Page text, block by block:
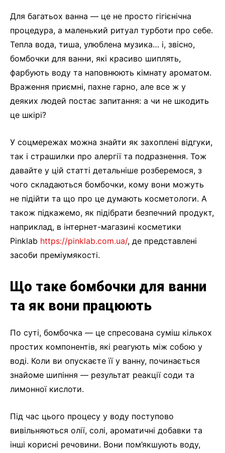
Для багатьох ванна — це не просто гігієнічна
процедура, а маленький ритуал турботи про себе.
Тепла вода, тиша, улюблена музика… і, звісно,
бомбочки для ванни, які красиво шиплять,
фарбують воду та наповнюють кімнату ароматом.
Враження приємні, пахне гарно, але все ж у
деяких людей постає запитання: а чи не шкодить
це шкірі?
У соцмережах можна знайти як захоплені відгуки,
так і страшилки про алергії та подразнення. Тож
давайте у цій статті детальніше розберемося, з
чого складаються бомбочки, кому вони можуть
не підійти та що про це думають косметологи. А
також підкажемо, як підібрати безпечний продукт,
наприклад, в інтернет-магазині косметики
Pinklab https://pinklab.com.ua/, де представлені
засоби преміумякості.
Що таке бомбочки для ванни
та як вони працюють
По суті, бомбочка — це спресована суміш кількох
простих компонентів, які реагують між собою у
воді. Коли ви опускаєте її у ванну, починається
знайоме шипіння — результат реакції соди та
лимонної кислоти.
Під час цього процесу у воду поступово
вивільняються олії, солі, ароматичні добавки та
інші корисні речовини. Вони пом’якшують воду,